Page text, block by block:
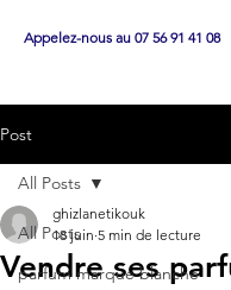
Appelez-nous au 07 56 91 41 08
Post
All Posts
parfum marque blanche
All Posts
Vendre ses
ghizlanetikouk
18 juin 5 min de lecture